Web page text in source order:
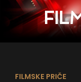
FILMSKE PRIČE